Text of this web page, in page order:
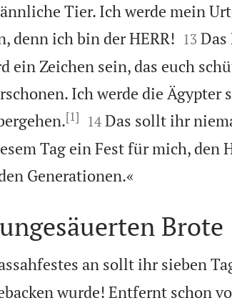
Tier. Ich werde mein
denn ich bin der HERR!
13
ein Zeichen sein, das euch
Ich werde die Ägypter
[1]
14 Das sollt ihr
Tag ein Fest für mich, den
Generationen.«
Brote
an sollt ihr sieben
wurde! Entfernt schon